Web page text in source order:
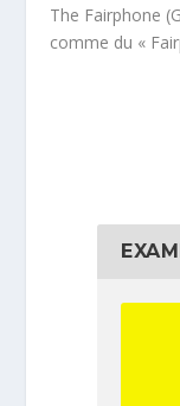
The Fairphone
comme du «